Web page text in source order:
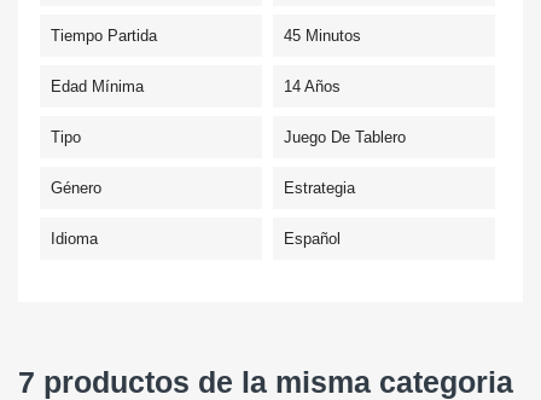
Tiempo Partida 45 Minutos
Edad Mínima 14 Años
Tipo Juego De Tablero
Género Estrategia
Idioma Español
7 productos de la misma categoria